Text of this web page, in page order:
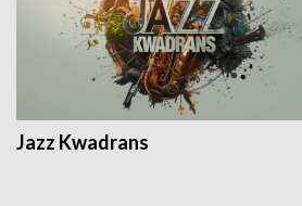
Jazz Kwadrans